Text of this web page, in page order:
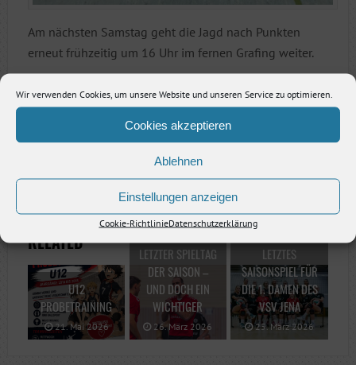
Wir verwenden Cookies, um unsere Website und unseren Service zu optimieren.
Cookies akzeptieren
Ablehnen
Einstellungen anzeigen
Cookie-RichtlinieDatenschutzerklärung
Am nächsten Samstag geht die Jagd nach Punkten
erneut frühzeitig um 16 Uhr im fernen Grafing weiter.
Vorheriger Artikel
RELATED
U12
PROBETRAINING
21. Mai 2026
LETZTER SPIELTAG
DER SAISON –
UND DOCH EIN
WICHTIGER
26. März 2026
LETZTES
SAISONSPIEL FÜR
DIE 1. DAMEN DES
VSV JENA
25. März 2026